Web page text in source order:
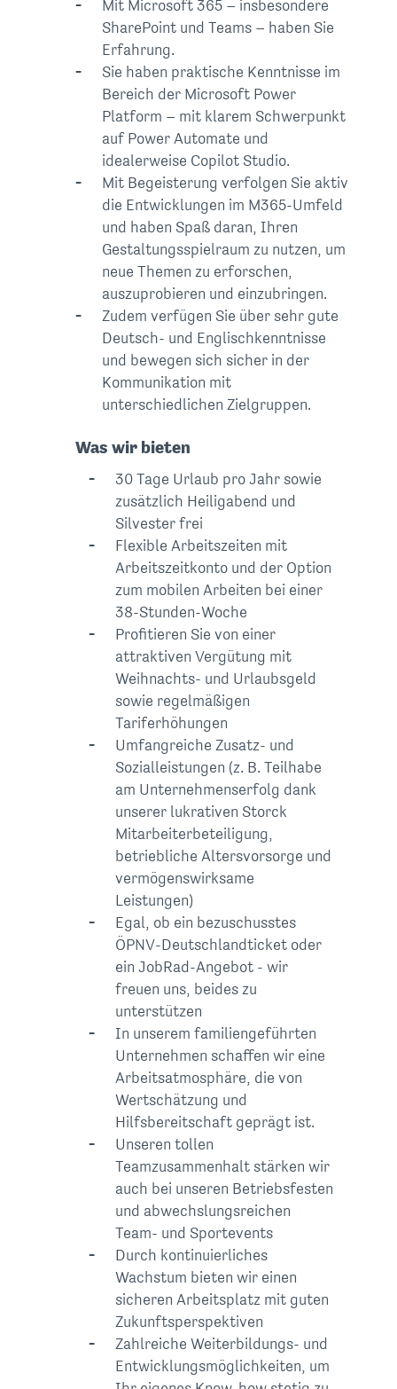
Mit Microsoft 365 – insbesondere
SharePoint und Teams – haben Sie
Erfahrung.
Sie haben praktische Kenntnisse im
Bereich der Microsoft Power
Platform – mit klarem Schwerpunkt
auf Power Automate und
idealerweise Copilot Studio.
Mit Begeisterung verfolgen Sie aktiv
die Entwicklungen im M365-Umfeld
und haben Spaß daran, Ihren
Gestaltungsspielraum zu nutzen, um
neue Themen zu erforschen,
auszuprobieren und einzubringen.
Zudem verfügen Sie über sehr gute
Deutsch- und Englischkenntnisse
und bewegen sich sicher in der
Kommunikation mit
unterschiedlichen Zielgruppen.
Was wir bieten
30 Tage Urlaub pro Jahr sowie
zusätzlich Heiligabend und
Silvester frei
Flexible Arbeitszeiten mit
Arbeitszeitkonto und der Option
zum mobilen Arbeiten bei einer
38-Stunden-Woche
Profitieren Sie von einer
attraktiven Vergütung mit
Weihnachts- und Urlaubsgeld
sowie regelmäßigen
Tariferhöhungen
Umfangreiche Zusatz- und
Sozial­leistungen (z. B. Teilhabe
am Unternehmenserfolg dank
unserer lukrativen Storck
Mitarbeiterbeteiligung,
betriebliche Alters­vorsorge und
vermögens­wirksame
Leistungen)
Egal, ob ein bezuschusstes
ÖPNV-Deutschlandticket oder
ein JobRad-Angebot - wir
freuen uns, beides zu
unterstützen
In unserem familiengeführten
Unternehmen schaffen wir eine
Arbeitsatmosphäre, die von
Wertschätzung und
Hilfsbereitschaft geprägt ist.
Unseren tollen
Teamzusammenhalt stärken wir
auch bei unseren Betriebsfesten
und abwechslungsreichen
Team- und Sportevents
Durch kontinuierliches
Wachstum bieten wir einen
sicheren Arbeitsplatz mit guten
Zukunftsperspektiven
Zahlreiche Weiterbildungs- und
Entwicklungs­möglichkeiten, um